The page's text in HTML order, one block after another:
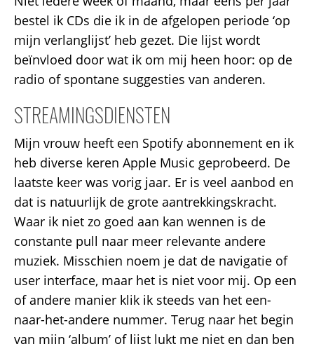
bestel ik CDs die ik in de afgelopen periode ‘op
mijn verlanglijst’ heb gezet. Die lijst wordt
beïnvloed door wat ik om mij heen hoor: op de
radio of spontane suggesties van anderen.
STREAMINGSDIENSTEN
Mijn vrouw heeft een Spotify abonnement en ik
heb diverse keren Apple Music geprobeerd. De
laatste keer was vorig jaar. Er is veel aanbod en
dat is natuurlijk de grote aantrekkingskracht.
Waar ik niet zo goed aan kan wennen is de
constante pull naar meer relevante andere
muziek. Misschien noem je dat de navigatie of
user interface, maar het is niet voor mij. Op een
of andere manier klik ik steeds van het een-
naar-het-andere nummer. Terug naar het begin
van mijn ‘album’ of lijst lukt me niet en dan ben